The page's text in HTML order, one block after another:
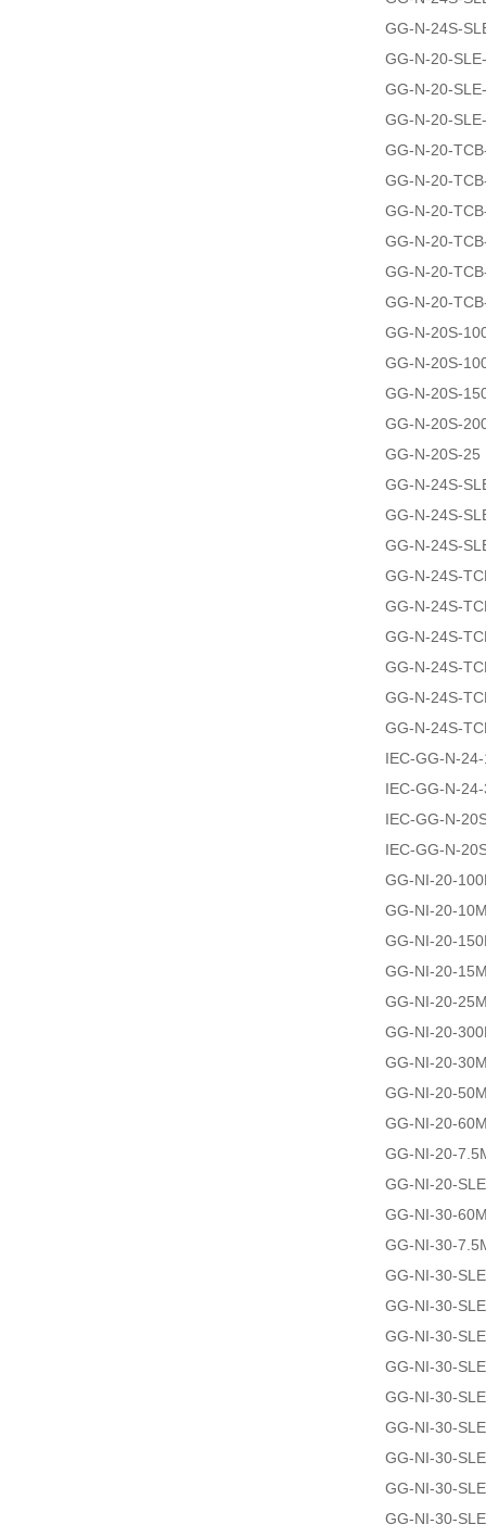
GG-N-24S-
GG-N-20-
GG-N-20-
GG-N-20-
GG-N-20-
GG-N-20-
GG-N-20-
GG-N-20-
GG-N-20-
GG-N-20-
GG-N-20S-
GG-N-20S-
GG-N-20S-
GG-N-20S-
GG-N-20S-25
GG-N-24S-
GG-N-24S-
GG-N-24S-
GG-N-24S-
GG-N-24S-
GG-N-24S-
GG-N-24S-
GG-N-24S-
GG-N-24S-
IEC-GG-N-
IEC-GG-N-
IEC-GG-N-
IEC-GG-N-
GG-NI-20-
GG-NI-20-
GG-NI-20-
GG-NI-20-
GG-NI-20-
GG-NI-20-
GG-NI-20-
GG-NI-20-
GG-NI-20-
GG-NI-20-
GG-NI-20-
GG-NI-30-
GG-NI-30-
GG-NI-30-
GG-NI-30-
GG-NI-30-
GG-NI-30-
GG-NI-30-
GG-NI-30-
GG-NI-30-
GG-NI-30-
GG-NI-30-